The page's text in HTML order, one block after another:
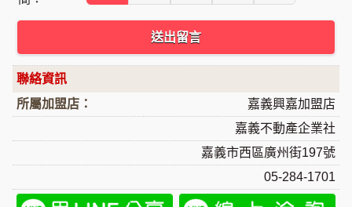
送出留言
聯絡資訊
所屬加盟店：
嘉義興嘉加盟店
嘉義不動產企業社
嘉義市西區廣州街197號
05-284-1701